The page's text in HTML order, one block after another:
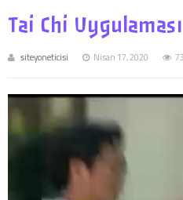
Tai Chi Uygulaması
siteyoneticisi Nisan 17, 2020